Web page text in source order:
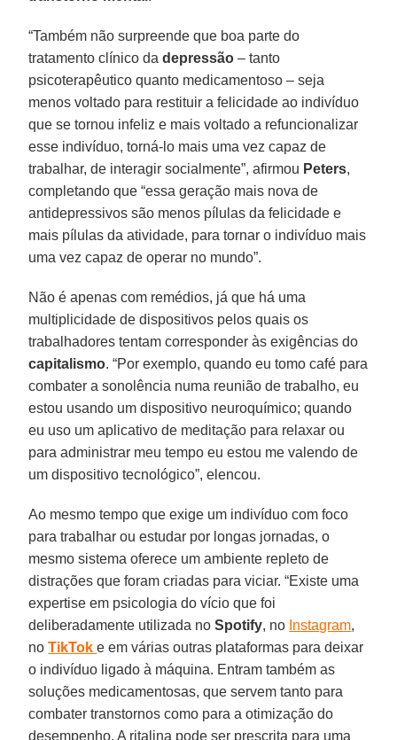
“Também não surpreende que boa parte do
tratamento clínico dadepressão – tanto
psicoterapêutico quanto medicamentoso – seja
menos voltado para restituir a felicidade ao indivíduo
que se tornou infeliz e mais voltado a refuncionalizar
esse indivíduo, torná-lo mais uma vez capaz de
trabalhar, de interagir socialmente”, afirmou Peters,
completando que “essa geração mais nova de
antidepressivos são menos pílulas da felicidade e
mais pílulas da atividade, para tornar o indivíduo mais
uma vez capaz de operar no mundo”.
Não é apenas com remédios, já que há uma
multiplicidade de dispositivos pelos quais os
trabalhadores tentam corresponder às exigências do
capitalismo. “Por exemplo, quando eu tomo café para
combater a sonolência numa reunião de trabalho, eu
estou usando um dispositivo neuroquímico; quando
eu uso um aplicativo de meditação para relaxar ou
para administrar meu tempo eu estou me valendo de
um dispositivo tecnológico”, elencou.
Ao mesmo tempo que exige um indivíduo com foco
para trabalhar ou estudar por longas jornadas, o
mesmo sistema oferece um ambiente repleto de
distrações que foram criadas para viciar. “Existe uma
expertise em psicologia do vício que foi
deliberadamente utilizada noSpotify, no Instagram,
noTikTok e em várias outras plataformas para deixar
o indivíduo ligado à máquina. Entram também as
soluções medicamentosas, que servem tanto para
combater transtornos como para a otimização do
desempenho. A ritalina pode ser prescrita para uma